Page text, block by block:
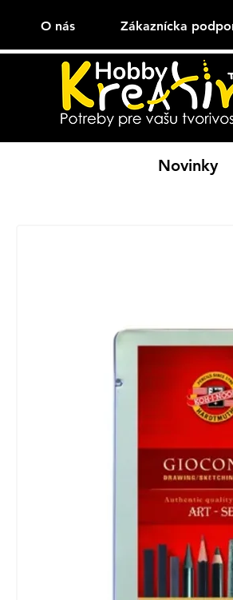
O nás Zákaznícka
Novinky